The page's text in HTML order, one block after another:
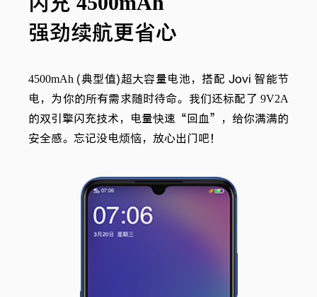
强劲续航更省心
4500mAh (典型值)超大容量电池，搭配 Jovi 智能节
电，为你的所有需求随时待命。我们还标配了 9V2A
的双引擎闪充技术，电量快速“回血”，给你满满的
安全感。忘记没电烦恼，放心出门吧！